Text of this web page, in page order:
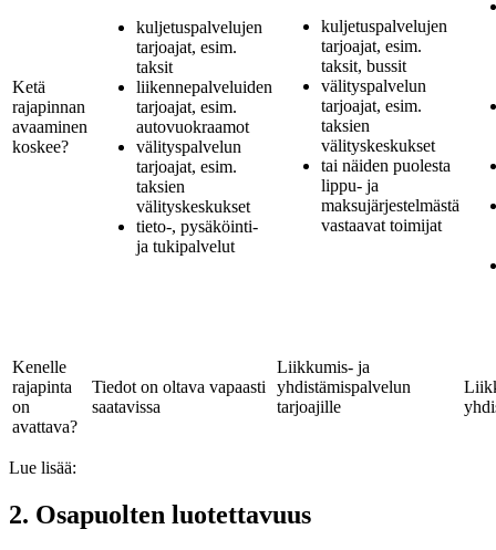
Ketä
rajapinnan
avaaminen
koskee?
kuljetuspalvelujen
tarjoajat, esim.
taksit
liikennepalveluiden
tarjoajat, esim.
autovuokraamot
välityspalvelun
tarjoajat, esim.
taksien
välityskeskukset
tieto-, pysäköinti-
ja tukipalvelut
kuljetuspalvelujen
tarjoajat, esim.
taksit, bussit
välityspalvelun
tarjoajat, esim.
taksien
välityskeskukset
tai näiden puolesta
lippu- ja
maksujärjestelmästä
vastaavat toimijat
Kenelle
rajapinta
on
avattava?
Tiedot on oltava vapaasti
saatavissa
Liikkumis- ja
yhdistämispalvelun
tarjoajille
Lue lisää:
2. Osapuolten luotettavuus